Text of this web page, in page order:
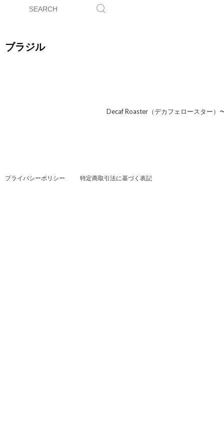
ブラジル
Decaf Roaster（デカフェロースター）
プライバシーポリシー 特定商取引法に基づく表記